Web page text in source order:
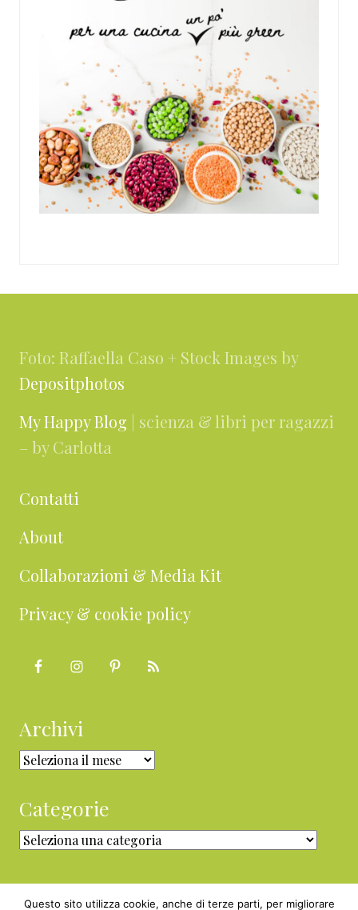
Foto: Raffaella Caso + Stock Images by
Depositphotos
My Happy Blog | scienza & libri per ragazzi
– by Carlotta
Contatti
About
Collaborazioni & Media Kit
Privacy & cookie policy
Archivi
Archivi
Categorie
Categorie
Questo sito utilizza cookie, anche di terze parti, per migliorare